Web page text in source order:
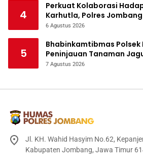
4
Perkuat Kolaborasi
Karhutla, Polres
Bencana
6 Agustus 2026
5
Bhabinkamtibmas Polsek
Peninjauan Tanaman
Mendukung Ketahanan
7 Agustus 2026
Jl. KH. Wahid Hasyim No.62,
Kabupaten Jombang, Jawa Timur